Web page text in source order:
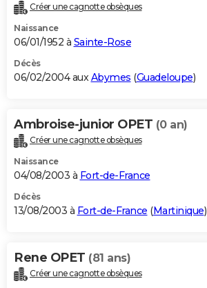
Créer une cagnotte obsèques
Naissance
06/01/1952 à Sainte-Rose
Décès
06/02/2004 auxAbymes (Guadeloupe)
Ambroise-junior OPET (0 an)
Créer une cagnotte obsèques
Naissance
04/08/2003 à Fort-de-France
Décès
13/08/2003 à Fort-de-France (Martinique)
Rene OPET (81 ans)
Créer une cagnotte obsèques